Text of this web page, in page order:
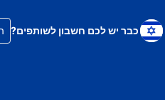
כבר יש לכם חשבון לשותפים?